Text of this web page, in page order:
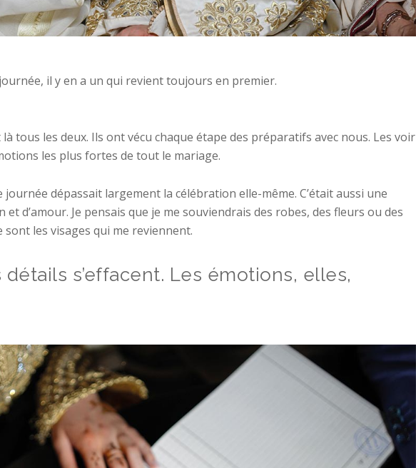
il y en a un qui revient toujours en premier.
tous les deux. Ils ont vécu chaque étape des préparatifs avec nous. Les voir
les plus fortes de tout le mariage.
journée dépassait largement la célébration elle-même. C’était aussi une
d’amour. Je pensais que je me souviendrais des robes, des fleurs ou des
les visages qui me reviennent.
s’effacent. Les émotions, elles,